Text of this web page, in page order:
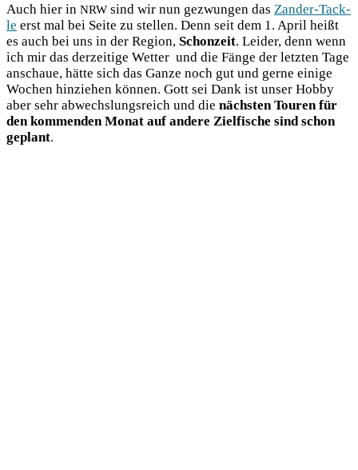
Auch hier in NRW sind wir nun gezwun­gen das Zan­der-Tack­
le erst mal bei Sei­te zu stel­len. Denn seit dem 1. April heißt
es auch bei uns in der Regi­on, Schon­zeit. Lei­der, denn wenn
ich mir das der­zei­ti­ge Wet­ter und die Fän­ge der letz­ten Tage
anschaue, hät­te sich das Gan­ze noch gut und ger­ne eini­ge
Wochen hin­zie­hen kön­nen. Gott sei Dank ist unser Hob­by
aber sehr abwechs­lungs­reich und die nächs­ten Tou­ren für
den kom­men­den Monat auf ande­re Ziel­fi­sche sind schon
geplant.